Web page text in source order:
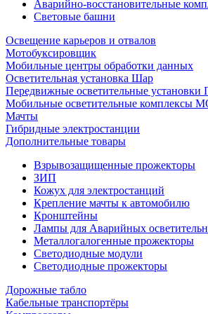
Аварийно-восстановительные
Световые башни
Освещение карьеров и отвалов
Мотобуксировщик
Мобильные центры обработки данных
Осветительная установка Шар
Передвижные осветительные
Мобильные осветительные комплексы
Мачты
Гибридные электростанции
Дополнительные товары
Взрывозащищенные прожекторы
ЗИП
Кожух для электростанций
Крепление мачты к автомобилю
Кронштейны
Лампы для Аварийных
Металлогалогенные прожекторы
Светодиодные модули
Светодиодные прожекторы
Дорожные табло
Кабельные транспортёры